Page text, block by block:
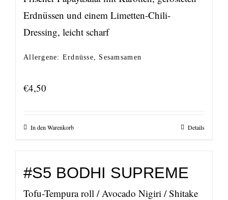
Erdnüssen und einem Limetten-Chili-
Dressing, leicht scharf
Allergene: Erdnüsse, Sesamsamen
€4,50
In den Warenkorb Details
#S5 BODHI SUPREME
Tofu-Tempura roll / Avocado Nigiri / Shitake